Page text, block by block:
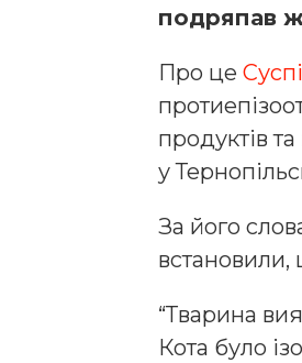
подряпав
Про це
продуктів
у
За його
встановили,
“Тварина
Кота було